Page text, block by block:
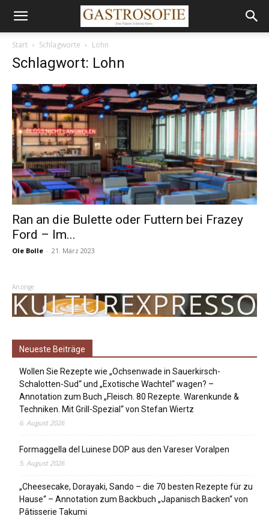
Start Schlagworte Lohn
Schlagwort: Lohn
Ran an die Bulette oder Futtern bei Frazey
Ford – Im...
Ole Bolle - 21. März 2023
Anzeige
Neueste Beiträge
Wollen Sie Rezepte wie „Ochsenwade in Sauerkirsch-
Schalotten-Sud“ und „Exotische Wachtel“ wagen? –
Annotation zum Buch „Fleisch. 80 Rezepte. Warenkunde &
Techniken. Mit Grill-Spezial“ von Stefan Wiertz
6. August 2026
Formaggella del Luinese DOP aus den Vareser Voralpen
5. August 2026
„Cheesecake, Dorayaki, Sando – die 70 besten Rezepte für zu
Hause“ – Annotation zum Backbuch „Japanisch Backen“ von
Pâtisserie Takumi